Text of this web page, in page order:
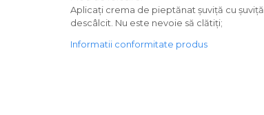
Aplicați crema de pieptănat șuviță cu
descâlcit. Nu este nevoie să clătiți;
Informatii conformitate produs